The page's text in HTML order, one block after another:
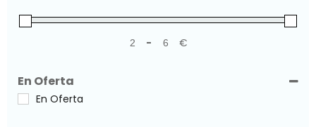
Minimum Price
- Maximum Price
€
En Oferta
En Oferta